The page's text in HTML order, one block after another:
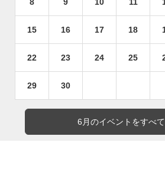
15 16 17 18
22 23 24 25
29 30
6月のイベントをすべ